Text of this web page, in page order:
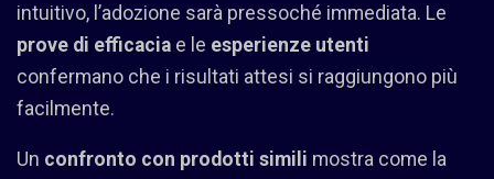
intuitivo, l’adozione sarà pressoché immediata. Le
prove di efficacia e le esperienze utenti
confermano che i risultati attesi si raggiungono più
facilmente.
Un confronto con prodotti simili mostra come la